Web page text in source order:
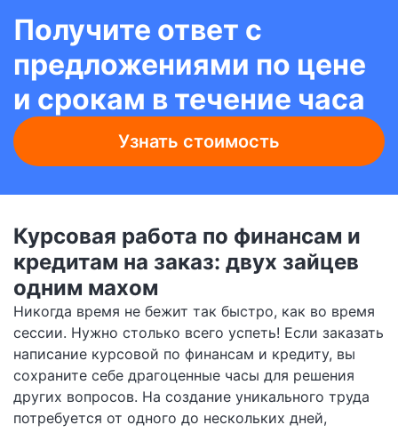
Получите ответ с
предложениями по цене
и срокам в течение часа
Узнать стоимость
Курсовая работа по финансам и
кредитам на заказ: двух зайцев
одним махом
Никогда время не бежит так быстро, как во время
сессии. Нужно столько всего успеть! Если заказать
написание курсовой по финансам и кредиту, вы
сохраните себе драгоценные часы для решения
других вопросов. На создание уникального труда
потребуется от одного до нескольких дней,